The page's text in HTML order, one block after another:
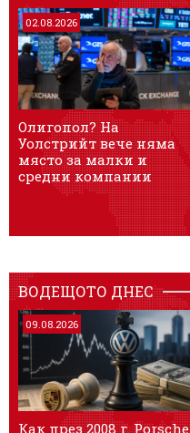
02.08.2026
Олигопол? На
Уолстрийт вече няма
място за малки и
средни компании
ВОДЕЩОТО ДНЕС
09.08.2026
Как през 2008 г. Porsche